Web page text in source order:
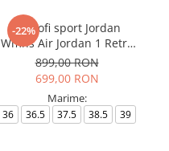
-22%
Pantofi sport Jordan
Wmns Air Jordan 1 Retro
Hi Og
899,00 RON
699,00 RON
Marime:
36 36.5 37.5 38.5 39